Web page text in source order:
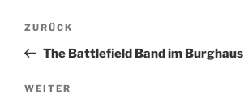
Beitragsnavigation
Vorheriger
Beitrag
ZURÜCK
The Battlefield Band im
Nächster
WEITER